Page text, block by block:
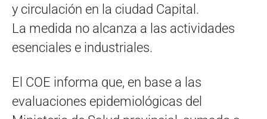
y circulación en la ciudad Capital.
La medida no alcanza a las actividades
esenciales e industriales.
El COE informa que, en base a las
evaluaciones epidemiológicas del